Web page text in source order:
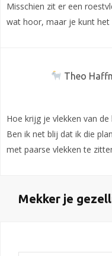
Misschien zit er een
wat hoor, maar je kunt het
Theo
Hoe krijg je vlekken van
Ben ik net blij dat ik die
met paarse vlekken te
Mekker je